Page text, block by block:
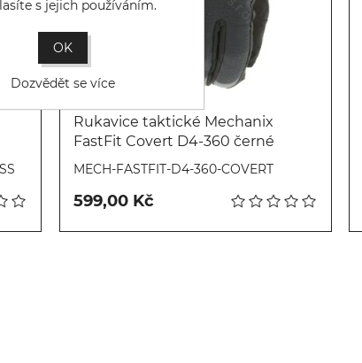
Rukavice taktické Mechanix
FastFit Covert D4-360 černé
MECH-FASTFIT-D4-360-COVERT
599,00 Kč
s jejich používáním.
OK
Dozvědět se více